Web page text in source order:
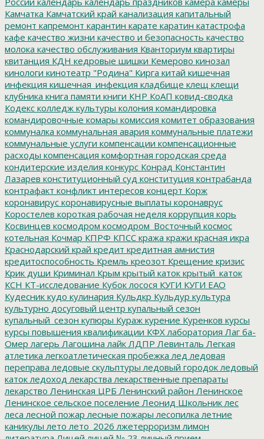
Камчатка Камчатский край канализация капитальный
ремонт капремонт карантин карате каратин катастрофа
кафе качество жизни качество и безопасность качество
молока качество обслуживания Кванториум квартиры
квитанция КДН кедровые шишки Кемерово кинозал
кинологи кинотеатр "Родина" Кирга китай кишечная
инфекция кишечная_инфекция кладбище клещ клещи
клубника книга памяти книги КНР КоАП ковид-сводка
Кодекс колледж культуры колония командировка
командировочные комары комиссия комитет образования
коммуналка коммунальная авария коммунальные платежи
коммунальные услуги компенсации компенсационные
расходы компенсация комфортная городская среда
кондитерские изделия конкурс Конрад Константин
Лазарев конституционный суд конституция контрабанда
контрафакт конфликт интересов концерт Корж
коронавирус коронавирусные выплаты коронаврус
Коростелев короткая рабочая неделя коррупция корь
Косвинцев космодром космодром_Восточный космос
котельная Кочмар КПРФ КПСС кража кражи красная икра
Краснодарский край кредит кредитная амнистия
кредитоспособность Кремль креозот Крещение кризис
Крик души Криминал Крым крытый каток крытый_каток
КСН КТ-исследование Кубок лосося КУГИ КУГИ ЕАО
Кудесник кудо кулинария Кульдкр Кульдур культура
культурно досуговый центр купальный сезон
купальный_сезон купюры Кураж курение Куренков курсы
курсы повышения квалификации КФХ лаборатория Лаг ба-
Омер лагерь Лагошина лайк ЛДПР Левинталь Легкая
атлетика легкоатлетическая пробежка лед ледовая
переправа ледовые скульптуры ледовый городок ледовый
каток ледоход лекарства лекарственные препараты
лекарство Ленинская ЦРБ Ленинский район Ленинское
Ленинское сельское поселение Леонид Школьник лес
леса лесной пожар лесные пожары лесопилка летние
каникулы лето лето_2026 лжетерроризм лимон